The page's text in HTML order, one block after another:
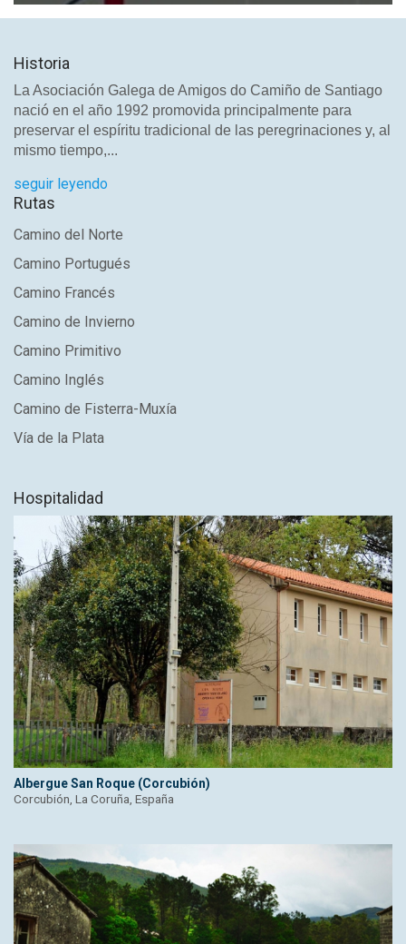
Historia
La Asociación Galega de Amigos do Camiño de Santiago
nació en el año 1992 promovida principalmente para
preservar el espíritu tradicional de las peregrinaciones y, al
mismo tiempo,...
seguir leyendo
Rutas
Camino del Norte
Camino Portugués
Camino Francés
Camino de Invierno
Camino Primitivo
Camino Inglés
Camino de Fisterra-Muxía
Vía de la Plata
Hospitalidad
Albergue San Roque (Corcubión)
Corcubión, La Coruña, España